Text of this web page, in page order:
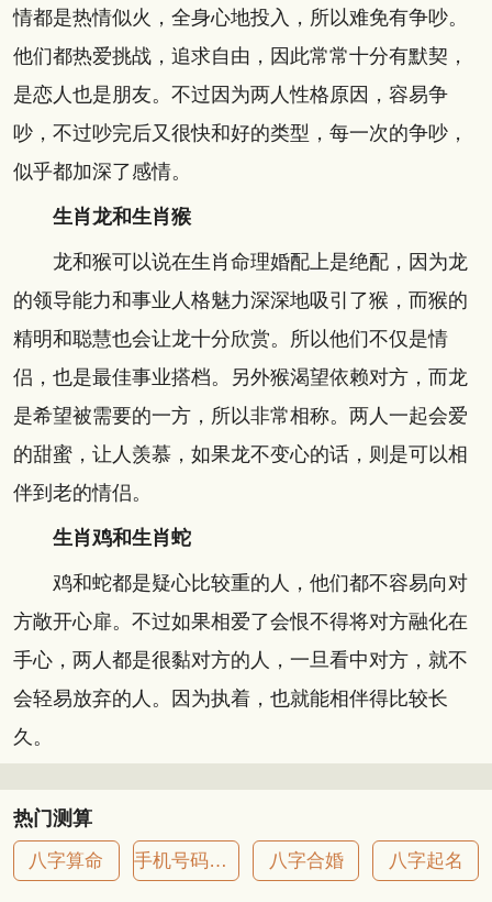
情都是热情似火，全身心地投入，所以难免有争吵。
他们都热爱挑战，追求自由，因此常常十分有默契，
是恋人也是朋友。不过因为两人性格原因，容易争
吵，不过吵完后又很快和好的类型，每一次的争吵，
似乎都加深了感情。
生肖龙和生肖猴
龙和猴可以说在生肖命理婚配上是绝配，因为龙
的领导能力和事业人格魅力深深地吸引了猴，而猴的
精明和聪慧也会让龙十分欣赏。所以他们不仅是情
侣，也是最佳事业搭档。另外猴渴望依赖对方，而龙
是希望被需要的一方，所以非常相称。两人一起会爱
的甜蜜，让人羡慕，如果龙不变心的话，则是可以相
伴到老的情侣。
生肖鸡和生肖蛇
鸡和蛇都是疑心比较重的人，他们都不容易向对
方敞开心扉。不过如果相爱了会恨不得将对方融化在
手心，两人都是很黏对方的人，一旦看中对方，就不
会轻易放弃的人。因为执着，也就能相伴得比较长
久。
热门测算
八字算命 手机号码吉凶 八字合婚 八字起名